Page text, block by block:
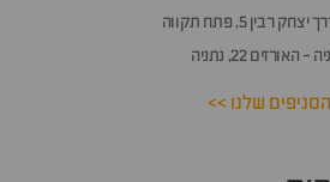
רבין 5, פתח תקווה
- האורזים 22, נתניה
הסניפים שלנו >>